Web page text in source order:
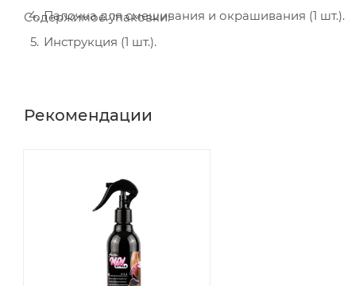
Содержимое упаковки:
Палочка для смешивания и окрашивания (1 шт.).
Инструкция (1 шт.).
Рекомендации